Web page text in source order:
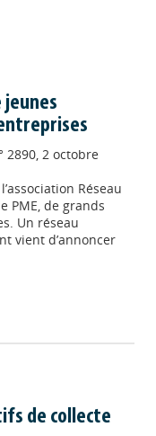
jeunes
2890, 2 octobre
Réseau
PME, de grands
Un réseau
vient d’annoncer
de collecte